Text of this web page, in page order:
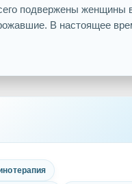
подвержены женщины
В настоящее